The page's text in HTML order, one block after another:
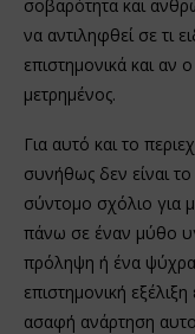
σοβαρότητα και
να αντιληφθεί σε τι
επιστημονικά και αν
μετρημένος.
Για αυτό και το
συνήθως δεν είναι
σύντομο σχόλιο για
πάνω σε έναν μύθο
πρόληψη ή ένα
επιστημονική
ασαφή ανάρτηση